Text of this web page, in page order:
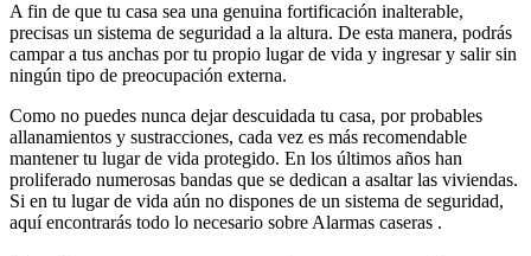
A fin de que tu casa sea una genuina fortificación inalterable,
precisas un sistema de seguridad a la altura. De esta manera, podrás
campar a tus anchas por tu propio lugar de vida y ingresar y salir sin
ningún tipo de preocupación externa.
Como no puedes nunca dejar descuidada tu casa, por probables
allanamientos y sustracciones, cada vez es más recomendable
mantener tu lugar de vida protegido. En los últimos años han
proliferado numerosas bandas que se dedican a asaltar las viviendas.
Si en tu lugar de vida aún no dispones de un sistema de seguridad,
aquí encontrarás todo lo necesario sobre Alarmas caseras .